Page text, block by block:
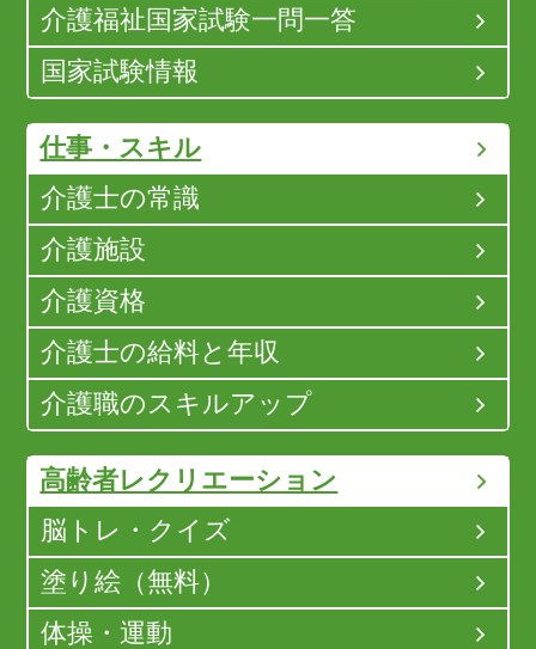
介護福祉国家試験一問一答
国家試験情報
仕事・スキル
介護士の常識
介護施設
介護資格
介護士の給料と年収
介護職のスキルアップ
高齢者レクリエーション
脳トレ・クイズ
塗り絵（無料）
体操・運動